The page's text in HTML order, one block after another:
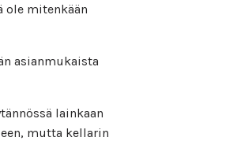
ole mitenkään
asianmukaista
lainkaan
mutta kellarin